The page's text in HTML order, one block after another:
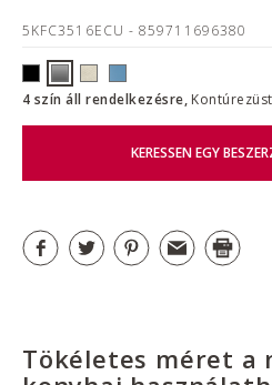
5KFC3516ECU - 859711696380
4 szín áll rendelkezésre, Kontúrezüst
KERESSEN EGY
Tökéletes méret a